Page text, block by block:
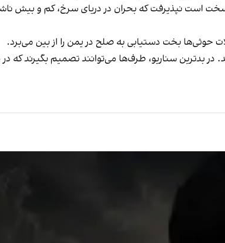
است نپذیرفت که بحران در دریای سرخ، کم و بیش
بخت دستیابی به صلح در یمن را از بین می‌برد.
بدترین سناریو، طرف‌ها می‌توانند تصمیم بگیرند که